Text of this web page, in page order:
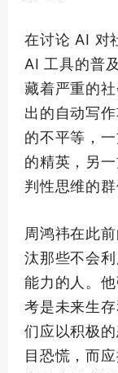
在讨论 AI 对
AI 工具的普
藏着严重的
出的自动写
的不平等，
的精英，另
判性思维的群
周鸿祎在此
汰那些不会
能力的人。
考是未来生
们应以积极
目恐慌，而